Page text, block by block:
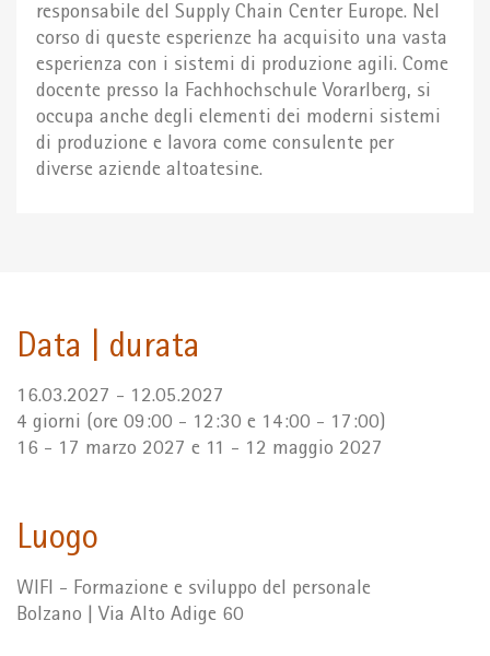
responsabile del Supply Chain Center Europe. Nel
corso di queste esperienze ha acquisito una vasta
esperienza con i sistemi di produzione agili. Come
docente presso la Fachhochschule Vorarlberg, si
occupa anche degli elementi dei moderni sistemi
di produzione e lavora come consulente per
diverse aziende altoatesine.
Data | durata
16.03.2027 - 12.05.2027
4 giorni (ore 09:00 - 12:30 e 14:00 - 17:00)
16 - 17 marzo 2027 e 11 - 12 maggio 2027
Luogo
WIFI - Formazione e sviluppo del personale
Bolzano | Via Alto Adige 60